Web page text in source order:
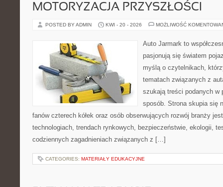
MOTORYZACJA PRZYSZŁOŚCI
POSTED BY ADMIN KWI - 20 - 2026 MOŻLIWOŚĆ
Auto Jarmark to
pasjonują się światem
myślą o czytelnikach,
tematach związanych z
szukają treści podanych w
sposób. Strona skupia się
fanów czterech kółek oraz osób obserwujących rozwój branży
technologiach, trendach rynkowych, bezpieczeństwie, ekologii,
codziennych zagadnieniach związanych z […]
CATEGORIES: MATERIAŁY EDUKACYJNE